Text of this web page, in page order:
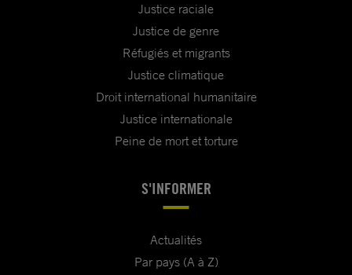
Justice raciale
Justice de genre
Réfugiés et migrants
Justice climatique
Droit international humanitaire
Justice internationale
Peine de mort et torture
S'INFORMER
Actualités
Par pays (A à Z)